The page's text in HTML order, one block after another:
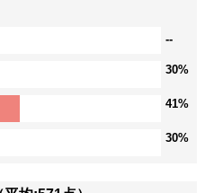
--
30%
41%
30%